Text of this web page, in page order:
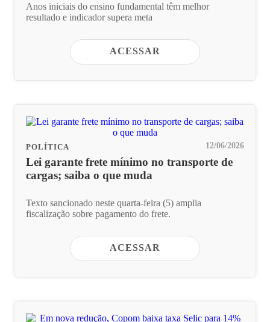
Anos iniciais do ensino fundamental têm melhor
resultado e indicador supera meta
ACESSAR
POLÍTICA 12/06/2026
Lei garante frete mínimo no transporte de
cargas; saiba o que muda
Texto sancionado neste quarta-feira (5) amplia
fiscalização sobre pagamento do frete.
ACESSAR